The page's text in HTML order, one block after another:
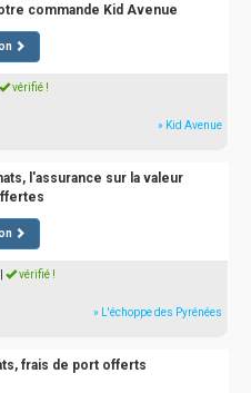
commande Kid Avenue
vérifié !
» Kid Avenue
l'assurance sur la valeur
vérifié !
» L'échoppe des Pyrénées
frais de port offerts